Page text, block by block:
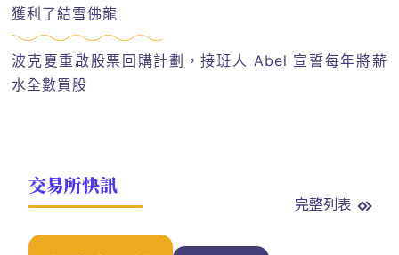
獲利了結雪佛龍
波克夏重啟股票回購計劃，接班人 Abel 宣誓每年將薪
水全數買股
交易所快訊
完整列表